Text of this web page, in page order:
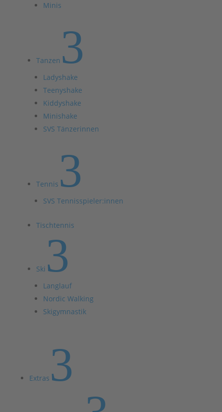
Minis
Tanzen 3
Ladyshake
Teenyshake
Kiddyshake
Minishake
SVS Tänzerinnen
Tennis 3
SVS Tennisspieler:innen
Tischtennis
Ski 3
Langlauf
Nordic Walking
Skigymnastik
Extras 3